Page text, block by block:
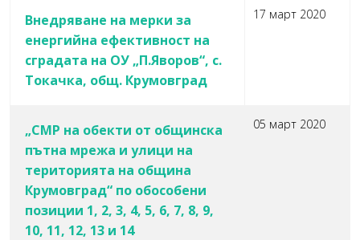
Внедряване на мерки за
енергийна ефективност на
сградата на ОУ „П.Яворов“, с.
Токачка, общ. Крумовград
17 март 2020
„СМР на обекти от общинска
пътна мрежа и улици на
територията на община
Крумовград“ по обособени
позиции 1, 2, 3, 4, 5, 6, 7, 8, 9,
10, 11, 12, 13 и 14
05 март 2020